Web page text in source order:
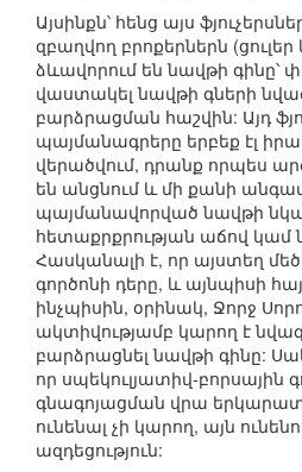
Այսինքն՝ հենց այս
զբաղվող բրոքերներն (ցուլեր
ձևավորում են նավթի գինը՝
վաստակել նավթի գների
բարձրացման հաշվին: Այդ
պայմանագրերը երբեք էլ
վերածվում, դրանք որպես
են անցնում և մի քանի
պայմանավորված նավթի
հետաքրքրության աճով կամ
Հասկանալի է, որ այստեղ մեծ
գործոնի դերը, և այնպիսի
ինչպիսին, օրինակ, Ջորջ
ակտիվությամբ կարող է
բարձրացնել նավթի գինը:
որ սպեկուլյատիվ-բորսային
գնագոյացման վրա
ունենալ չի կարող, այն
ազդեցություն: